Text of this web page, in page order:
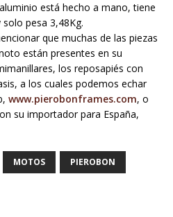
está hecho a mano, tiene
pesa 3,48Kg.
que muchas de las piezas
están presentes en su
los reposapiés con
a los cuales podemos echar
www.pierobonframes.com, o
su importador para España,
MOTOS PIEROBON